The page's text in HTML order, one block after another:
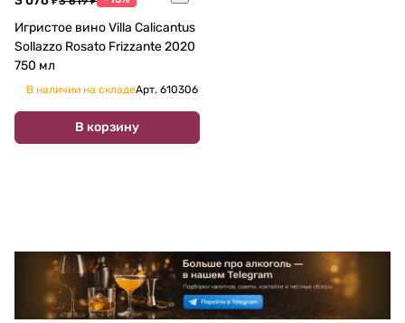
Игристое вино Villa Calicantus
Sollazzo Rosato Frizzante 2020
750 мл
В наличии на складеАрт. 610306
В корзину